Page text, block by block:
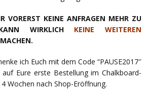
VORERST KEINE ANFRAGEN MEHR ZU
WIRKLICH KEINE WEITEREN
MACHEN.
ich Euch mit dem Code “PAUSE2017″
Eure erste Bestellung im Chalkboard-
Wochen nach Shop-Eröffnung.